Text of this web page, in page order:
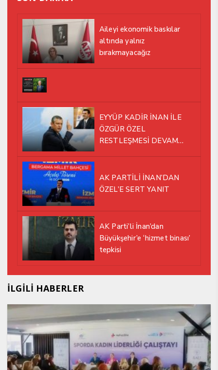
Aileyi ekonomik baskılar
altında yalnız
bırakmayacağız
EYYÜP KADİR İNAN İLE
ÖZGÜR ÖZEL
RESTLEŞMESİ DEVAM
AK PARTİLİ İNAN’DAN
ÖZEL’E SERT YANIT
AK Parti’li İnan’dan
Büyükşehir’e ‘hizmet binası’
tepkisi
İLGİLİ HABERLER